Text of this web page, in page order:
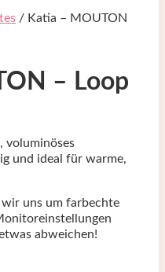
/ Katia – MOUTON
– Loop
voluminöses
und ideal für warme,
uns um farbechte
abweichen!